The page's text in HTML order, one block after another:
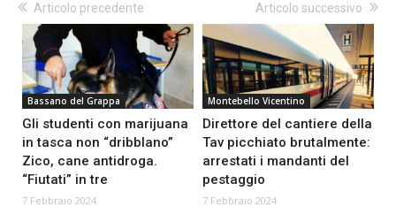
Articolo precedente
Bassano del Grappa
Gli studenti con marijuana
in tasca non “dribblano”
Zico, cane antidroga.
“Fiutati” in tre
7 Febbraio 2024
Articolo successivo
Montebello Vicentino
Direttore del cantiere della
Tav picchiato brutalmente:
arrestati i mandanti del
pestaggio
7 Febbraio 2024